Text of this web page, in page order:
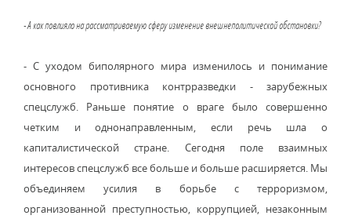
- А как повлияло на рассматриваемую сферу изменение внешнеполитической обстановки?
- С уходом биполярного мира изменилось и понимание
основного противника контрразведки - зарубежных
спецслужб. Раньше понятие о враге было совершенно
четким и однонаправленным, если речь шла о
капиталистической стране. Сегодня поле взаимных
интересов спецслужб все больше и больше расширяется. Мы
объединяем усилия в борьбе с терроризмом,
организованной преступностью, коррупцией, незаконным